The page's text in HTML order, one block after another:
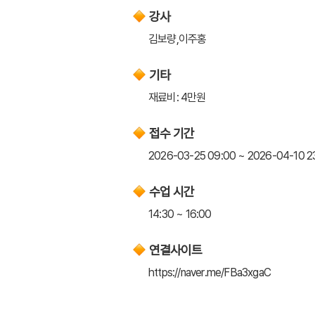
강사
김보량,이주홍
기타
재료비: 4만원
접수 기간
2026-03-25 09:00 ~ 2026-04-10
수업 시간
14:30 ~ 16:00
연결사이트
https://naver.me/FBa3xgaC